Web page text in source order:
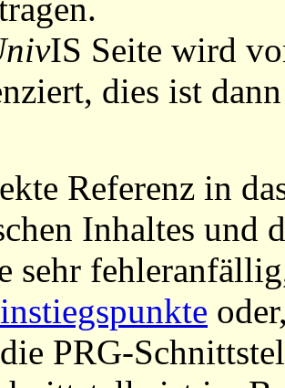
IS Seite wird
dies ist
Referenz in
Inhaltes und
sehr
PRG-